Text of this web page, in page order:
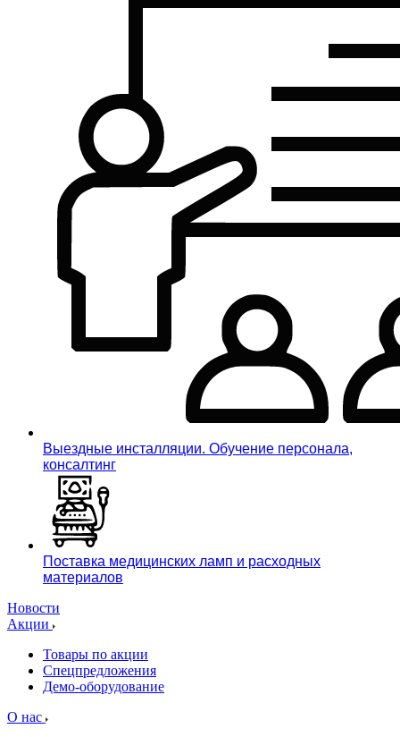
Выездные инсталляции. Обучение персонала,
консалтинг
Поставка медицинских ламп и расходных
материалов
Новости
Акции
Товары по акции
Спецпредложения
Демо-оборудование
О нас